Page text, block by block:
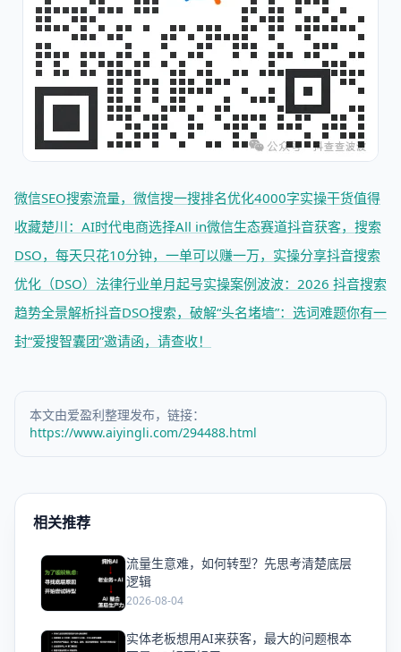
微信SEO搜索流量，微信搜一搜排名优化4000字实操干货值得
收藏楚川：AI时代电商选择All in微信生态赛道抖音获客，搜索
DSO，每天只花10分钟，一单可以赚一万，实操分享抖音搜索
优化（DSO）法律行业单月起号实操案例波波：2026 抖音搜索
趋势全景解析抖音DSO搜索，破解“头名堵墙”：选词难题你有一
封“爱搜智囊团”邀请函，请查收！
本文由爱盈利整理发布，链接：
https://www.aiyingli.com/294488.html
相关推荐
爱
流量生意难，如何转型？先思考清楚底层
逻辑
2026-08-04
爱
实体老板想用AI来获客，最大的问题根本